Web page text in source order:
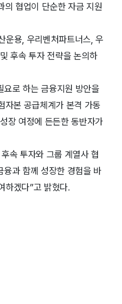
의 협업이 단순한 자금 지원
운용, 우리벤처파트너스, 우
후속 투자 전략을 논의하
로 하는 금융지원 방안을
자본 공급체계가 본격 가동
장 여정에 든든한 동반자가
속 투자와 그룹 계열사 협
융과 함께 성장한 경험을 바
하겠다”고 밝혔다.